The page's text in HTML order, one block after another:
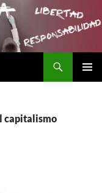
capitalismo